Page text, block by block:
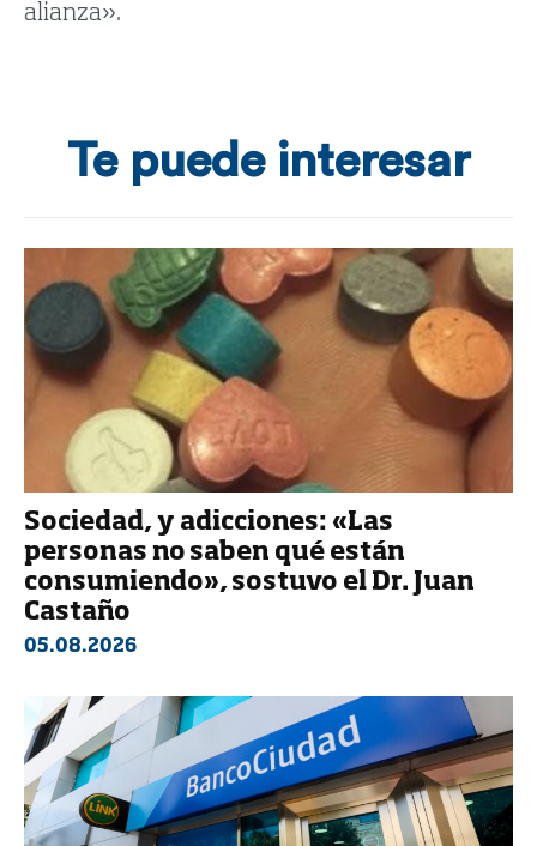
alianza».
Te puede interesar
Sociedad, y adicciones: «Las
personas no saben qué están
consumiendo», sostuvo el Dr. Juan
Castaño
05.08.2026